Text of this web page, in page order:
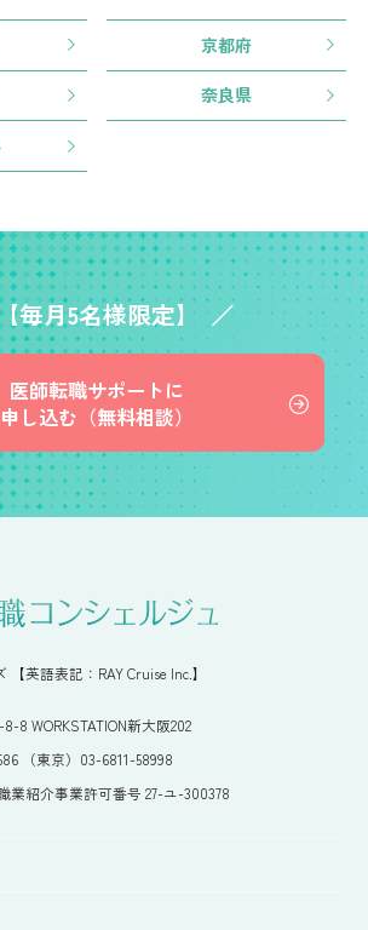
京都府
奈良県
毎月5名様限定】
医師転職サポートに
申し込む（無料相談）
英語表記：RAY Cruise Inc.】
8 WORKSTATION新大阪202
（東京）03-6811-58998
業紹介事業許可番号 27-ユ-300378